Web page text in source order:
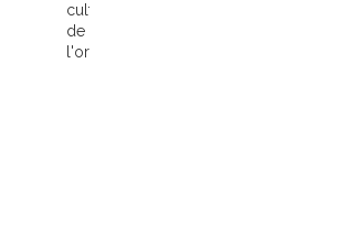
culture
de
l'orchidée...